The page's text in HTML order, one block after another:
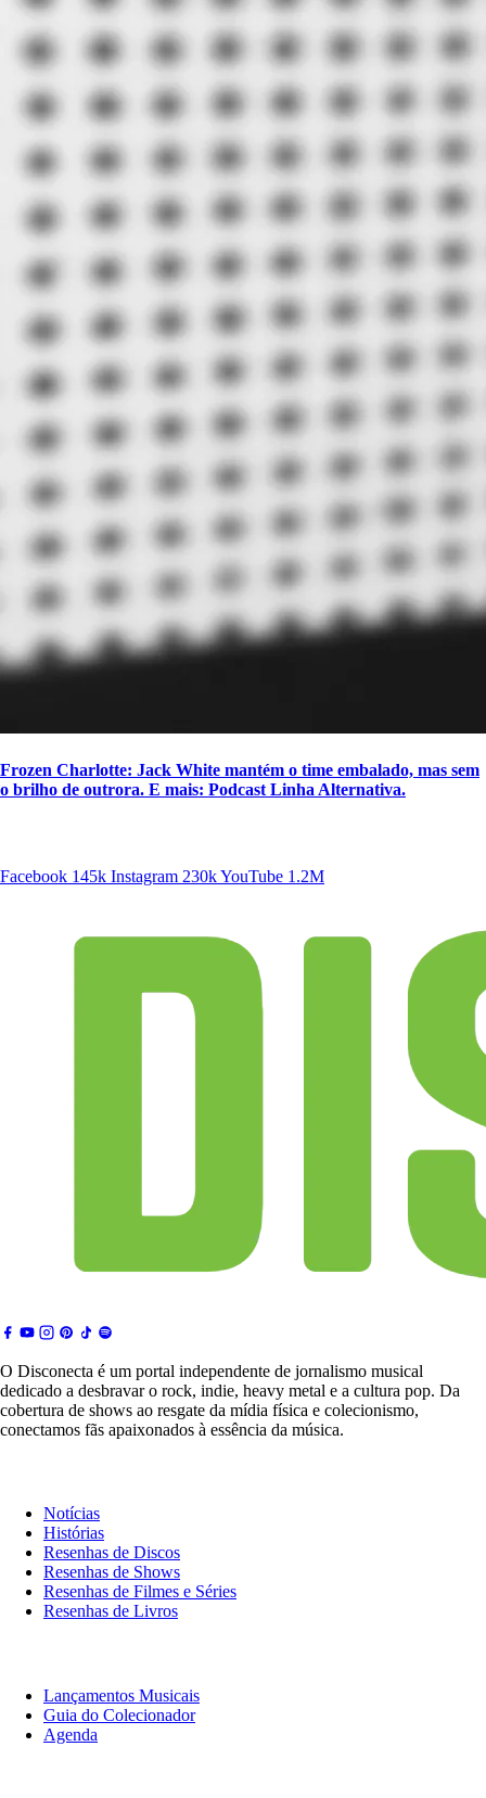
Frozen Charlotte: Jack White mantém o time embalado, mas sem
o brilho de outrora. E mais: Podcast Linha Alternativa.
Facebook 145k Instagram 230kYouTube 1.2M
O Disconecta é um portal independente de jornalismo musical
dedicado a desbravar o rock, indie, heavy metal e a cultura pop. Da
cobertura de shows ao resgate da mídia física e colecionismo,
conectamos fãs apaixonados à essência da música.
Notícias
Histórias
Resenhas de Discos
Resenhas de Shows
Resenhas de Filmes e Séries
Resenhas de Livros
Lançamentos Musicais
Guia do Colecionador
Agenda